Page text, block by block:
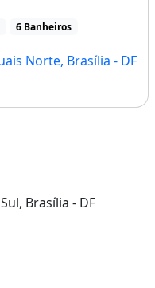
6 Banheiros
Norte, Brasília - DF
Brasília - DF